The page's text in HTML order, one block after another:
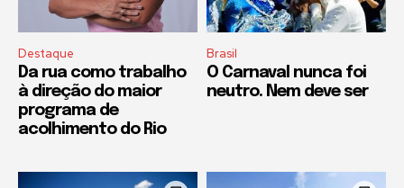
Destaque
Da rua como trabalho
à direção do maior
programa de
acolhimento do Rio
Brasil
O Carnaval nunca foi
neutro. Nem deve ser